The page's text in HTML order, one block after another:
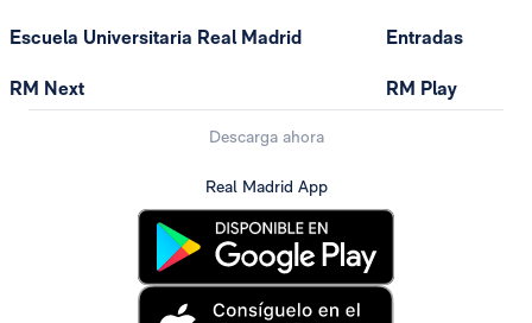
Escuela Universitaria Real Madrid
RM Next
Entradas
RM Play
Descarga ahora
Real Madrid App